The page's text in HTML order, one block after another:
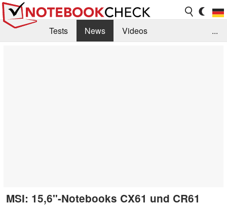
Tests News
Videos
...
MSI: 15,6"-Notebooks CX61 und CR61